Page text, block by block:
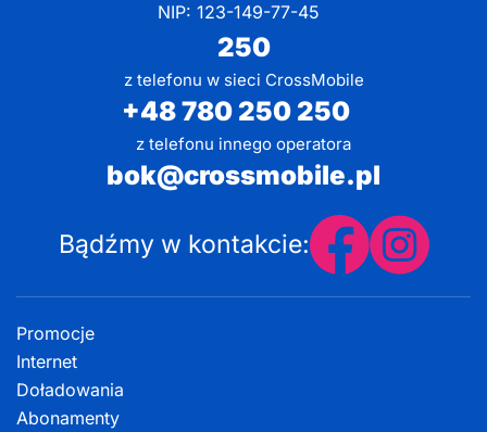
NIP: 123-149-77-45
250
z telefonu w sieci CrossMobile
+48 780 250 250
z telefonu innego operatora
bok@crossmobile.pl
Bądźmy w kontakcie:
Promocje
Internet
Doładowania
Abonamenty